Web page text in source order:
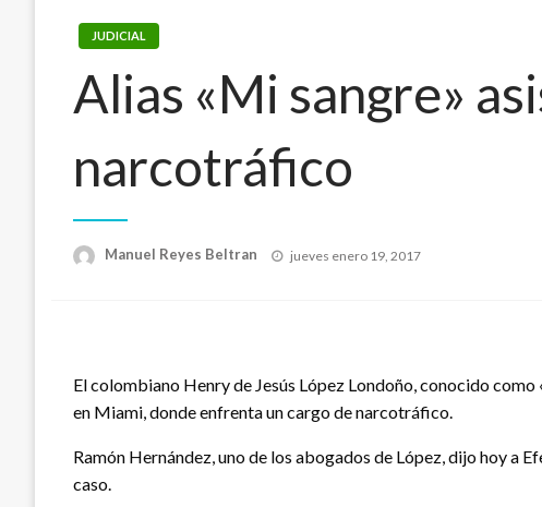
JUDICIAL
Alias «Mi sangre»
narcotráfico
Manuel Reyes Beltran
Publicado
jueves enero 19, 2017
El colombiano Henry de Jesús López Londoño, conocido
en Miami, donde enfrenta un cargo de narcotráfico.
Ramón Hernández, uno de los abogados de López, dijo hoy a
caso.